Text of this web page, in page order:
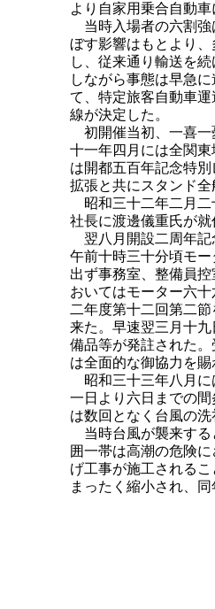
より自家用乗合自動
当時入場者の六割強
ぼす影響はもとより
し、従来通り輸送を
しながら事態は早急
て、特定旅客自動車
線が決定した。
初開催当初、一喜一
十一年四月には全関
は開都五百年記念特
拡張と共にスタンド
昭和三十二年二月二
社長に渡邊儀重氏が就
翌八月開設二周年記
午前十時三十分頃モ
出ず事務室、整備員
おいてはモーター六
二年度第十二回第二
来た。早速翌三月十
備品等が発註された
は全面的な御協力を
昭和三十三年八月に
一日より六日までの
は数回となく台風の
当時台風が襲来する
囲一帯は高潮の危険
げ工事が施工される
まったく縮小され、